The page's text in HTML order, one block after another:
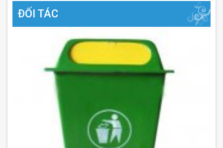
ĐỐI TÁC